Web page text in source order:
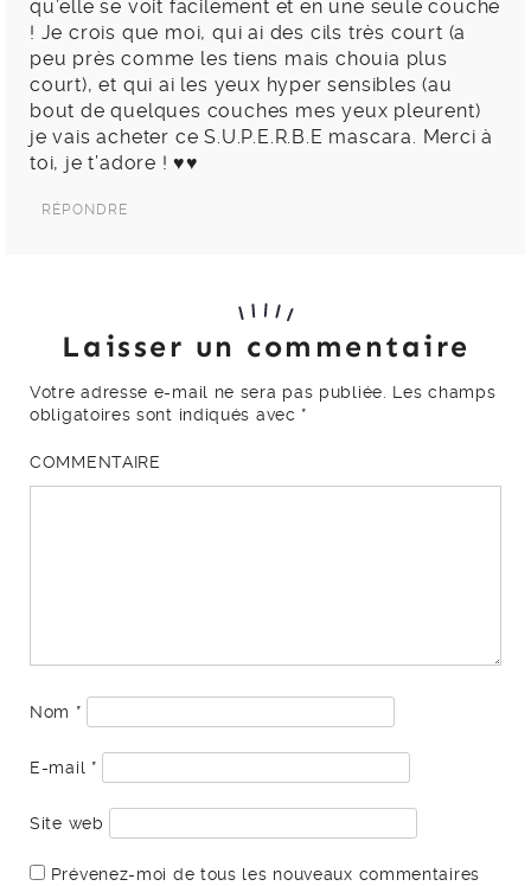
qu’elle se voit facilement et en une seule couche
! Je crois que moi, qui ai des cils très court (a
peu près comme les tiens mais chouia plus
court), et qui ai les yeux hyper sensibles (au
bout de quelques couches mes yeux pleurent)
je vais acheter ce S.U.P.E.R.B.E mascara. Merci à
toi, je t’adore ! ♥♥
RÉPONDRE
Laisser un commentaire
Votre adresse e-mail ne sera pas publiée.
Les champs
obligatoires sont indiqués avec *
COMMENTAIRE
Nom *
E-mail *
Site web
Prévenez-moi de tous les nouveaux commentaires